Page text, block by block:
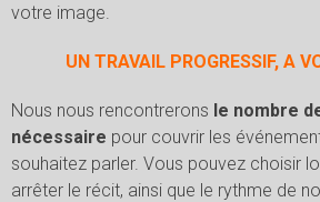
votre image.
UN TRAVAIL PROGRESSIF, A
Nous nous rencontrerons le nombre
nécessaire pour couvrir les
souhaitez parler. Vous pouvez choisir
arrêter le récit, ainsi que le rythme de